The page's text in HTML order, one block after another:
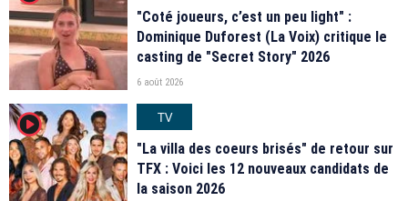
"Coté joueurs, c’est un peu light" :
Dominique Duforest (La Voix) critique le
casting de "Secret Story" 2026
6 août 2026
player2
TV
"La villa des coeurs brisés" de retour sur
TFX : Voici les 12 nouveaux candidats de
la saison 2026